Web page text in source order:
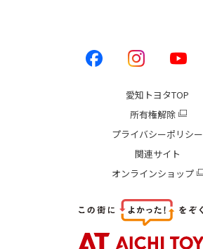
愛知トヨタTOP
所有権解除
プライバシーポリシー
関連サイト
オンラインショップ